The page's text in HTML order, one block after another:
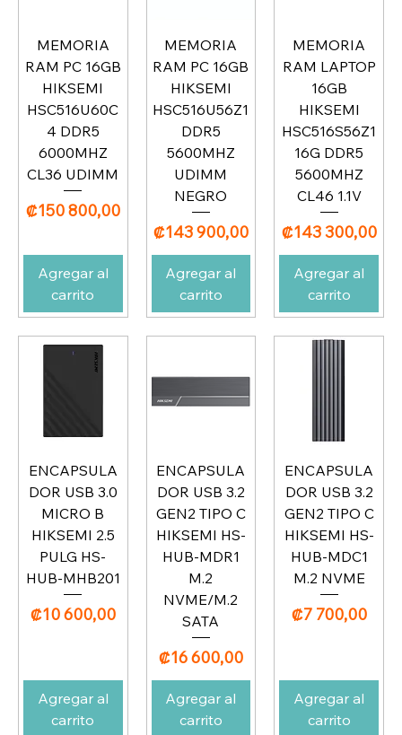
MEMORIA
RAM PC 16GB
HIKSEMI
HSC516U60C
4 DDR5
6000MHZ
CL36 UDIMM
Precio
₡150 800,00
Agregar al
carrito
MEMORIA
RAM PC 16GB
HIKSEMI
HSC516U56Z1
DDR5
5600MHZ
UDIMM
NEGRO
Precio
₡143 900,00
Agregar al
carrito
MEMORIA
RAM LAPTOP
16GB
HIKSEMI
HSC516S56Z1
16G DDR5
5600MHZ
CL46 1.1V
Precio
₡143 300,00
Agregar al
carrito
ENCAPSULA
DOR USB 3.0
MICRO B
HIKSEMI 2.5
PULG HS-
HUB-MHB201
Precio
₡10 600,00
Agregar al
carrito
ENCAPSULA
DOR USB 3.2
GEN2 TIPO C
HIKSEMI HS-
HUB-MDR1
M.2
NVME/M.2
SATA
Precio
₡16 600,00
Agregar al
carrito
ENCAPSULA
DOR USB 3.2
GEN2 TIPO C
HIKSEMI HS-
HUB-MDC1
M.2 NVME
Precio
₡7 700,00
Agregar al
carrito